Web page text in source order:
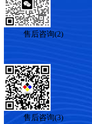
售后咨询(2)
售后咨询(3)